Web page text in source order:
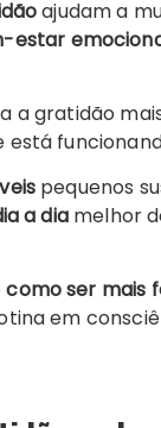
ajudam a
estar
a gratidão
está
pequenos
a diamelhor
como ser mais
em